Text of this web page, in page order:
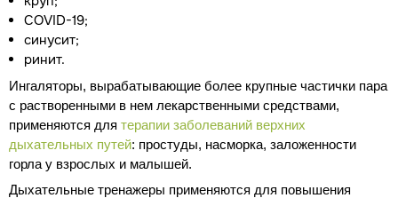
COVID-19;
синусит;
ринит.
Ингаляторы, вырабатывающие более крупные частички пара
с растворенными в нем лекарственными средствами,
применяются для терапии заболеваний верхних
дыхательных путей: простуды, насморка, заложенности
горла у взрослых и малышей.
Дыхательные тренажеры применяются для повышения